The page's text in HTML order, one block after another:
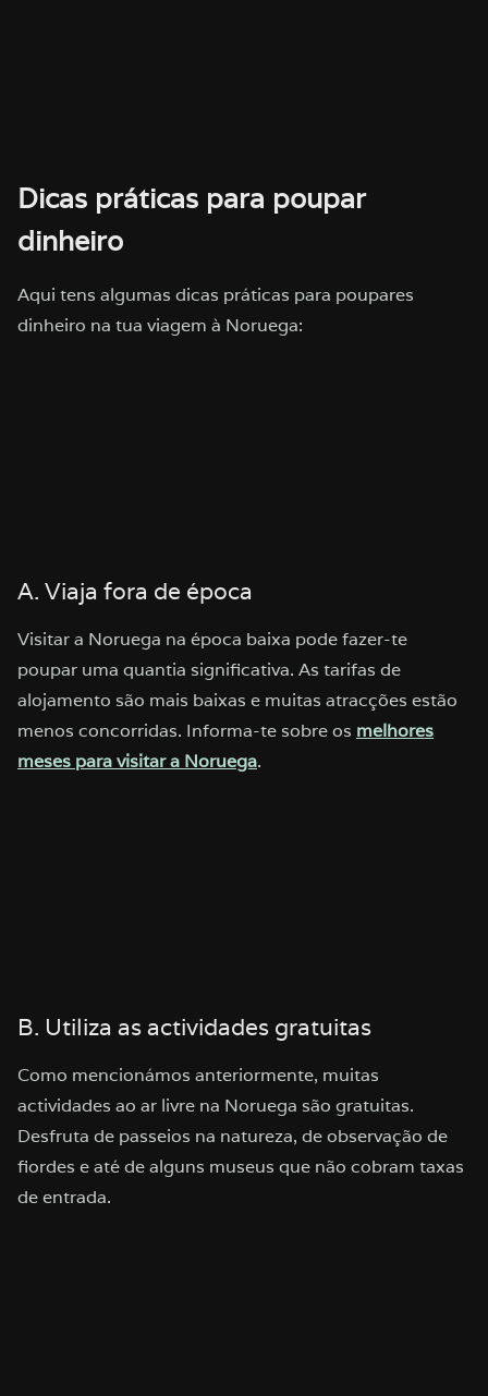
Dicas práticas para poupar
dinheiro
Aqui tens algumas dicas práticas para poupares
dinheiro na tua viagem à Noruega:
A. Viaja fora de época
Visitar a Noruega na época baixa pode fazer-te
poupar uma quantia significativa. As tarifas de
alojamento são mais baixas e muitas atracções estão
menos concorridas. Informa-te sobre os melhores
meses para visitar a Noruega.
B. Utiliza as actividades gratuitas
Como mencionámos anteriormente, muitas
actividades ao ar livre na Noruega são gratuitas.
Desfruta de passeios na natureza, de observação de
fiordes e até de alguns museus que não cobram taxas
de entrada.